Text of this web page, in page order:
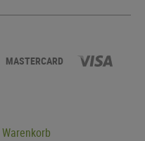
MASTERCARD